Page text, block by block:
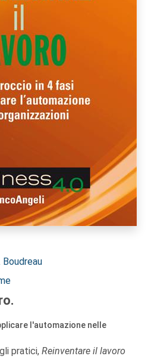
Boudreau
l'automazione nelle
pratici, Reinventare il lavoro